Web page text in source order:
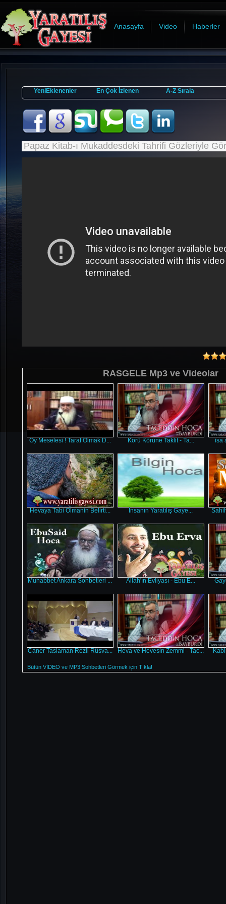
Anasayfa Video Haberler
YeniEklenenler En Çok İzlenen A-Z Sırala
Papaz Kitab-ı Mukaddesdeki Tahrifi Gözleriyle
RASGELE Mp3 ve Videolar
Oy Meselesi ! Taraf Olmak D... Körü Körüne Taklit - Ta... isa
Hevaya Tabi Olmanin Belirti... İnsanın Yaratılış Gaye...
Muhabbet Ankara Sohbetleri ... Allah'ın Evliyası - Ebu E...
Caner Taslaman Rezil Rüsva... Heva ve Hevesin Zemmi - Tac...
Bütün VİDEO ve MP3 Sohbetleri Görmek için Tıkla!